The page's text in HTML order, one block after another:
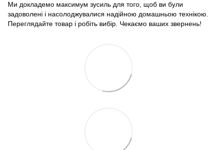
Ми докладемо максимум зусиль для того, щоб ви були
задоволені і насолоджувалися надійною домашньою технікою.
Переглядайте товар і робіть вибір. Чекаємо ваших звернень!